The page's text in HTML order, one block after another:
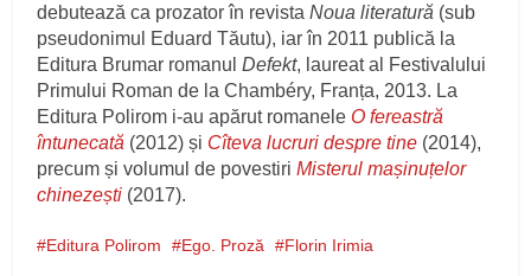
debutează ca prozator în revistaNoua literatură (sub
pseudonimul Eduard Tăutu), iar în 2011 publică la
Editura Brumar romanulDefekt, laureat al Festivalului
Primului Roman de la Chambéry, Franța, 2013. La
Editura Polirom i-au apărut romanele O fereastră
întunecată (2012) și Cîteva lucruri despre tine (2014),
precum și volumul de povestiriMisterul mașinuțelor
chinezești (2017).
Editura Polirom Ego. Proză Florin Irimia